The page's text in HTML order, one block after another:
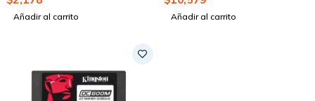
Añadir al carrito Añadir al carrito